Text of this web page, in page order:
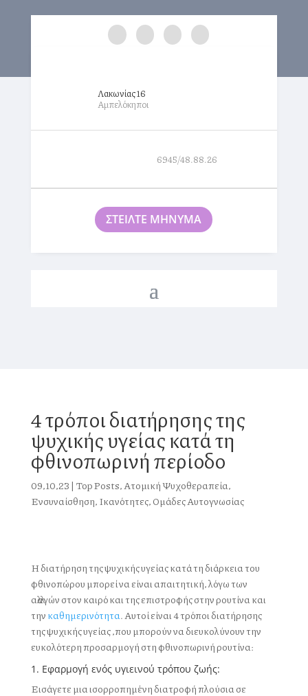
Λακωνίας 16
Αμπελόκηποι
6945/48.88.26
ΣΤΕΙΛΤΕ ΜΗΝΥΜΑ
4 τρόποι διατήρησης της
ψυχικής υγείας κατά τη
φθινοπωρινή περίοδο
09,10,23 | Top Posts, Ατομική Ψυχοθεραπεία,
Ενσυναίσθηση, Ικανότητες, Ομάδες Αυτογνωσίας
Η διατήρηση της ψυχικής υγείας κατά τη διάρκεια του
φθινοπώρου μπορεί να είναι απαιτητική, λόγω των
αλλαγών στον καιρό και της επιστροφής στην ρουτίνα και
την καθημερινότητα. Αυτοί είναι 4 τρόποι διατήρησης
της ψυχικής υγείας ,που μπορούν να διευκολύνουν την
ευκολότερη προσαρμογή στη φθινοπωρινή ρουτίνα:
1. Εφαρμογή ενός υγιεινού τρόπου ζωής:
Εισάγετε μια ισορροπημένη διατροφή πλούσια σε